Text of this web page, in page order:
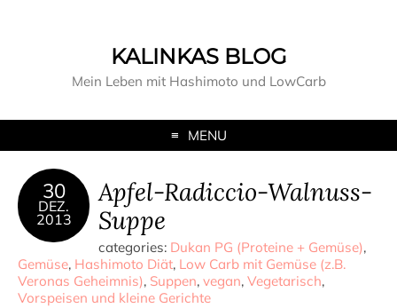
KALINKAS BLOG
Mein Leben mit Hashimoto und LowCarb
MENU
30
DEZ.
2013
Apfel-Radiccio-Walnuss-
Suppe
categories: Dukan PG (Proteine + Gemüse),
Gemüse, Hashimoto Diät, Low Carb mit Gemüse (z.B.
Veronas Geheimnis), Suppen, vegan, Vegetarisch,
Vorspeisen und kleine Gerichte